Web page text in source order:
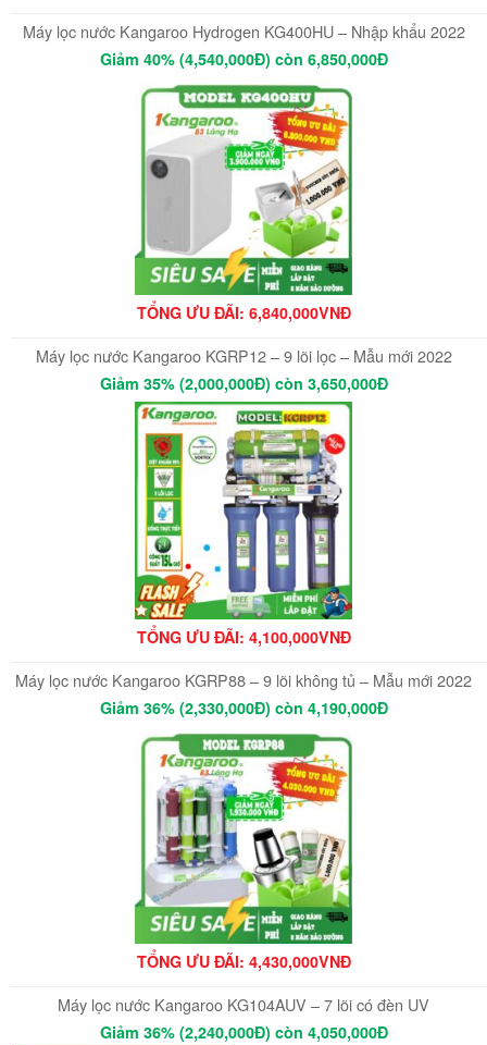
Máy lọc nước Kangaroo Hydrogen KG400HU – Nhập khẩu 2022
Giảm 40% (4,540,000Đ) còn 6,850,000Đ
TỔNG ƯU ĐÃI: 6,840,000VNĐ
Máy lọc nước Kangaroo KGRP12 – 9 lõi lọc – Mẫu mới 2022
Giảm 35% (2,000,000Đ) còn 3,650,000Đ
TỔNG ƯU ĐÃI: 4,100,000VNĐ
Máy lọc nước Kangaroo KGRP88 – 9 lõi không tủ – Mẫu mới 2022
Giảm 36% (2,330,000Đ) còn 4,190,000Đ
TỔNG ƯU ĐÃI: 4,430,000VNĐ
Máy lọc nước Kangaroo KG104AUV – 7 lõi có đèn UV
Giảm 36% (2,240,000Đ) còn 4,050,000Đ